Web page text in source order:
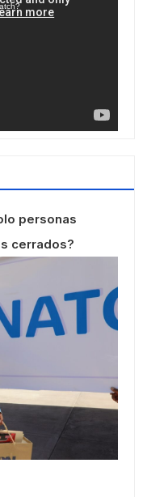
personas
cerrados?